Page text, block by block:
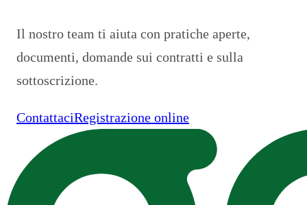
Il nostro team ti aiuta con pratiche aperte,
documenti, domande sui contratti e sulla
sottoscrizione.
ContattaciRegistrazione online